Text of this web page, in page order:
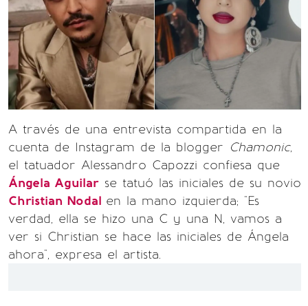
A través de una entrevista compartida en la
cuenta de Instagram de la blogger Chamonic,
el tatuador Alessandro Capozzi confiesa que
Ángela Aguilar se tatuó las iniciales de su novio
Christian Nodal en la mano izquierda; "Es
verdad, ella se hizo una C y una N, vamos a
ver si Christian se hace las iniciales de Ángela
ahora", expresa el artista.